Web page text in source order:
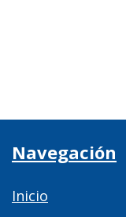
Navegación
Inicio